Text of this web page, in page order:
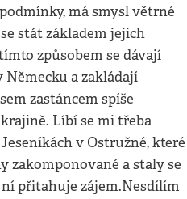
má smysl větrné
stát základem jejich
způsobem se dávají
a zakládají
zastáncem spíše
Líbí se mi třeba
v Ostružné, které
zakomponované a staly se
přitahuje zájem.Nesdílím